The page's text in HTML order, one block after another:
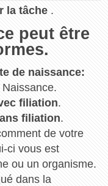
la tâche.
peut être
de naissance:
filiation.
filiation.
de votre
ci vous est
ou un organisme.
dans la